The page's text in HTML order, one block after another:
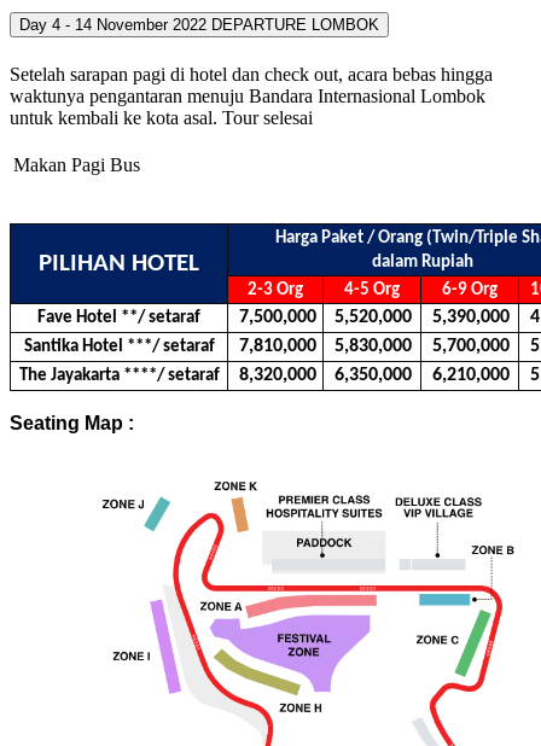
Day 4 - 14 November 2022 DEPARTURE LOMBOK
Setelah sarapan pagi di hotel dan check out, acara bebas hingga
waktunya pengantaran menuju Bandara Internasional Lombok
untuk kembali ke kota asal. Tour selesai
Makan Pagi Bus
PILIHAN HOTEL
Harga Paket / Orang (Twin/Triple
dalam Rupiah
2-3 Org
4-5 Org 6-9 Org
Fave Hotel **/ setaraf
7,500,000 5,520,000 5,390,000
Santika Hotel ***/ setaraf 7,810,000 5,830,000 5,700,000
The Jayakarta ****/ setaraf 8,320,000 6,350,000 6,210,000
Seating Map :